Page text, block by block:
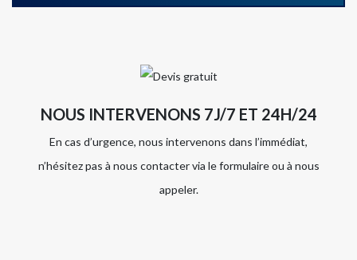
NOUS INTERVENONS 7J/7 ET 24H/24
En cas d’urgence, nous intervenons dans l’immédiat,
n’hésitez pas à nous contacter via le formulaire ou à nous
appeler.